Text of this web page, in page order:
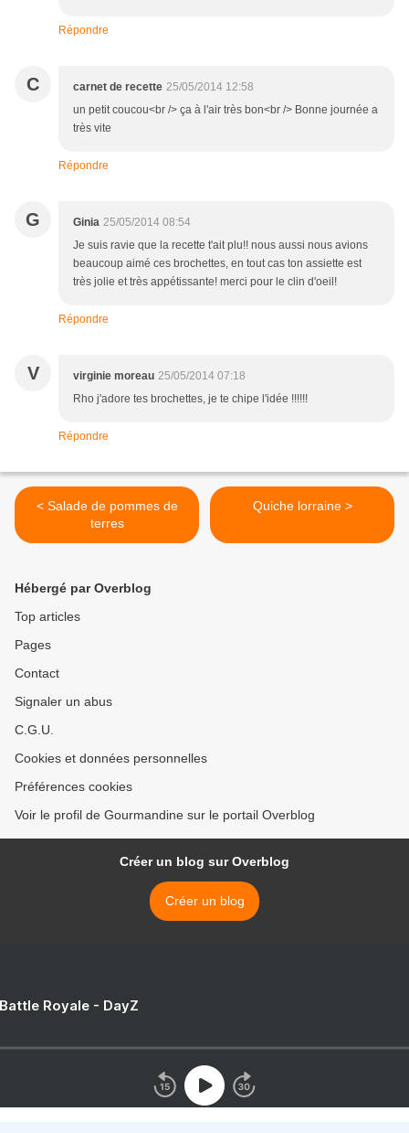
Répondre
C carnet de recette 25/05/2014 12:58
un petit coucou<br /> ça à l'air très bon<br /> Bonne journée a
très vite
Répondre
G Ginia 25/05/2014 08:54
Je suis ravie que la recette t'ait plu!! nous aussi nous avions
beaucoup aimé ces brochettes, en tout cas ton assiette est
très jolie et très appétissante! merci pour le clin d'oeil!
Répondre
V virginie moreau 25/05/2014 07:18
Rho j'adore tes brochettes, je te chipe l'idée !!!!!!
Répondre
< Salade de pommes de
terres
Quiche lorraine >
Hébergé par Overblog
Top articles
Pages
Contact
Signaler un abus
C.G.U.
Cookies et données personnelles
Préférences cookies
Voir le profil de Gourmandine sur le portail Overblog
Créer un blog sur Overblog
Créer un blog
Royale - DayZ